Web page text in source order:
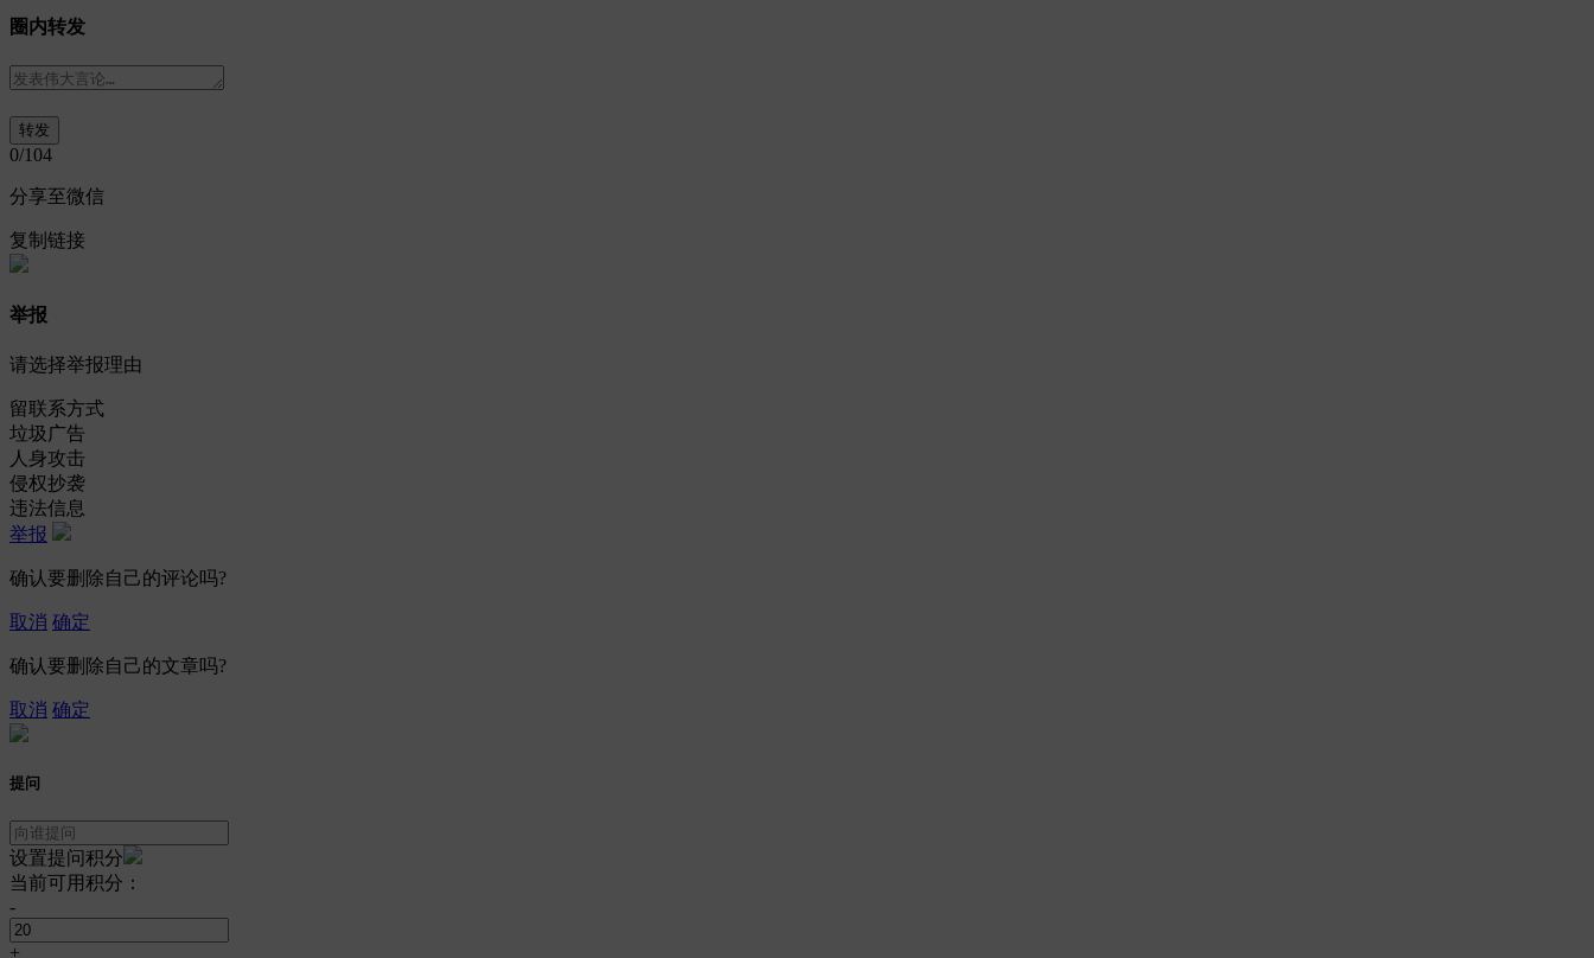
圈内转发
0/104
分享至微信
复制链接
举报
请选择举报理由
留联系方式
垃圾广告
人身攻击
侵权抄袭
违法信息
举报
确认要删除自己的评论吗?
取消 确定
确认要删除自己的文章吗?
取消 确定
提问
设置提问积分
当前可用积分：
-
+